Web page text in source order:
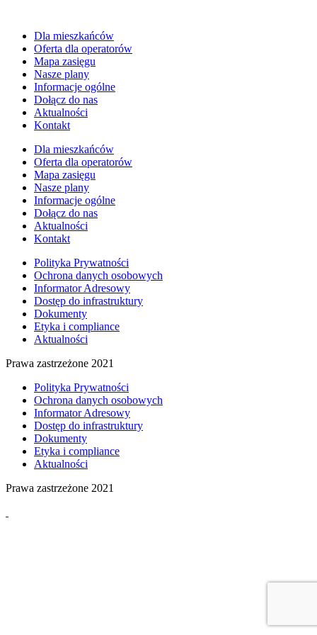
Dla mieszkańców
Oferta dla operatorów
Mapa zasięgu
Nasze plany
Informacje ogólne
Dołącz do nas
Aktualności
Kontakt
Dla mieszkańców
Oferta dla operatorów
Mapa zasięgu
Nasze plany
Informacje ogólne
Dołącz do nas
Aktualności
Kontakt
Polityka Prywatności
Ochrona danych osobowych
Informator Adresowy
Dostęp do infrastruktury
Dokumenty
Etyka i compliance
Aktualności
Prawa zastrzeżone 2021
Polityka Prywatności
Ochrona danych osobowych
Informator Adresowy
Dostęp do infrastruktury
Dokumenty
Etyka i compliance
Aktualności
Prawa zastrzeżone 2021